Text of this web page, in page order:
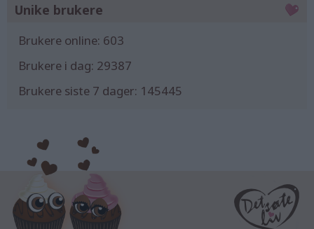
Unike brukere
Brukere online: 603
Brukere i dag: 29387
Brukere siste 7 dager: 145445